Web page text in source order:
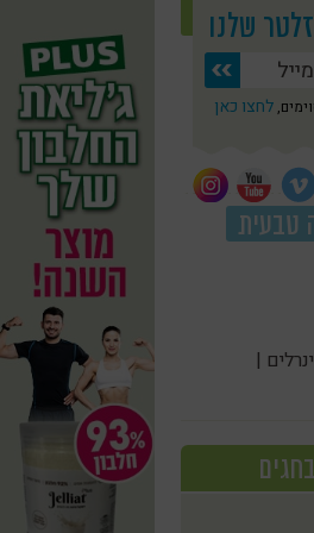
שלנו
לחצו כאן
טבעית
|